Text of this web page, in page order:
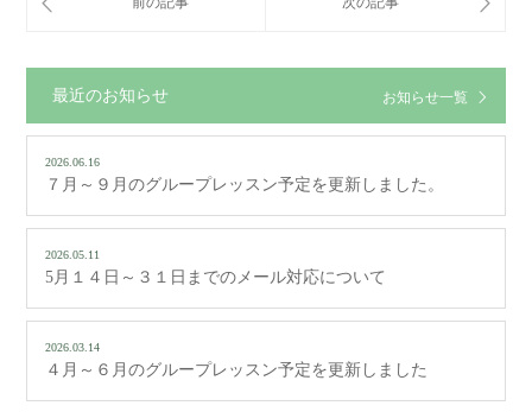
最近のお知らせ お知らせ一覧
2026.06.16
７月～９月のグループレッスン予定を更新しました。
2026.05.11
5月１４日～３１日までのメール対応について
2026.03.14
４月～６月のグループレッスン予定を更新しました